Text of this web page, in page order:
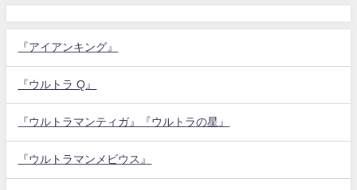
『アイアンキング』
『ウルトラ Q』
『ウルトラマンティガ』『ウルトラの星』
『ウルトラマンメビウス』